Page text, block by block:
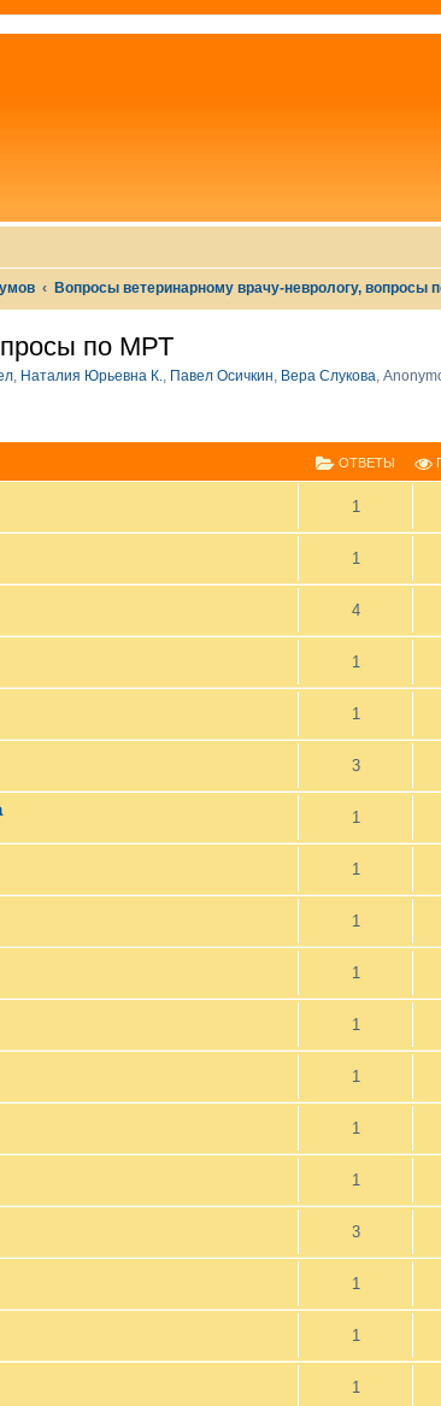
Вопросы ветеринарному врачу-неврологу, вопросы
по МРТ
, Наталия Юрьевна К., Павел Осичкин, Вера Слукова,
ОТВЕТЫ
1
1
4
1
1
3
1
1
1
1
1
1
1
1
3
1
1
1